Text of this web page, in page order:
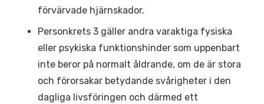
förvärvade hjärnskador.
Personkrets 3 gäller andra varaktiga fysiska
eller psykiska funktionshinder som uppenbart
inte beror på normalt åldrande, om de är stora
och förorsakar betydande svårigheter i den
dagliga livsföringen och därmed ett